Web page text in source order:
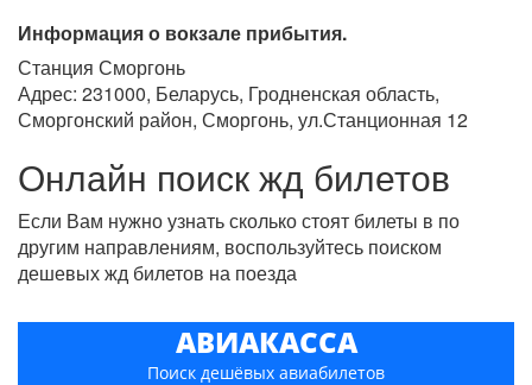
Информация о вокзале прибытия.
Станция Сморгонь
Адрес: 231000, Беларусь, Гродненская область,
Сморгонский район, Сморгонь, ул.Станционная 12
Онлайн поиск жд билетов
Если Вам нужно узнать сколько стоят билеты в по
другим направлениям, воспользуйтесь поиском
дешевых жд билетов на поезда
АВИАКАССА
Поиск дешёвых авиабилетов